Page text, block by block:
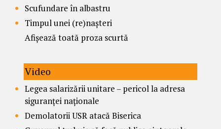
Scufundare în albastru
Timpul unei (re)nașteri
Afișează toată proza scurtă
Video
Legea salarizării unitare – pericol la adresa
siguranței naționale
Demolatorii USR atacă Biserica